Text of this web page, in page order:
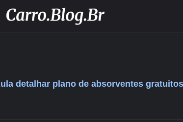
detalhar plano de absorventes